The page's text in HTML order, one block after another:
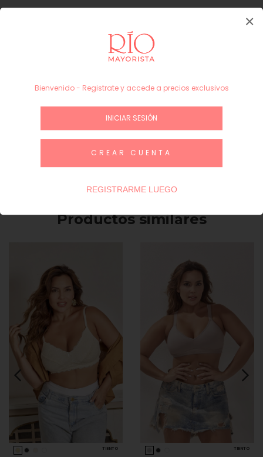
Subtotal
INICIAR SESIÓN / REGÍSTRATE
Productos similares
TIENTO TIENTO
Bienvenido - Registrate y accede a precios exclusivos
INICIAR SESIÓN
CREAR CUENTA
REGISTRARME LUEGO
×